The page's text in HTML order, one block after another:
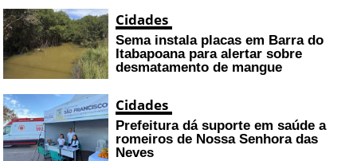
Cidades
Sema instala placas em Barra do
Itabapoana para alertar sobre
desmatamento de mangue
Cidades
Prefeitura dá suporte em saúde a
romeiros de Nossa Senhora das
Neves